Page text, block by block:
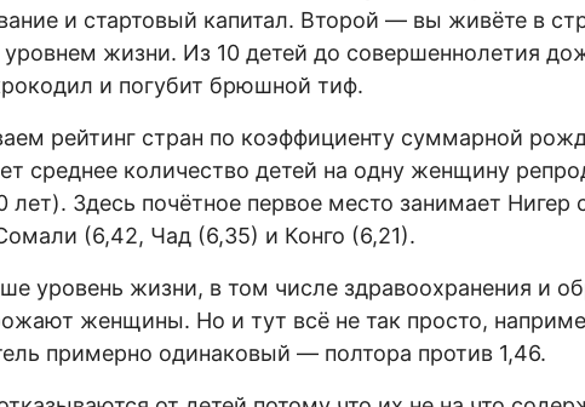
и стартовый капитал. Второй — вы живёте в
жизни. Из 10 детей до совершеннолетия
и погубит брюшной тиф.
рейтинг стран по коэффициенту суммарной
среднее количество детей на одну женщину
лет). Здесь почётное первое место занимает Нигер
(6,42, Чад (6,35) и Конго (6,21).
уровень жизни, в том числе здравоохранения и
женщины. Но и тут всё не так просто,
примерно одинаковый — полтора против 1,46.